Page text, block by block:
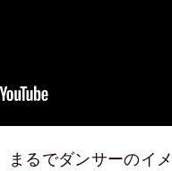
るでダンサーのイ